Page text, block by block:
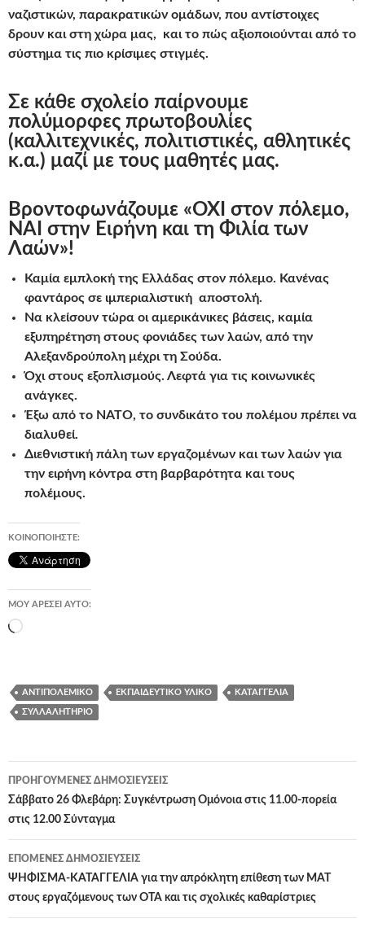
ναζιστικών, παρακρατικών ομάδων, που αντίστοιχες
δρουν και στη χώρα μας, και το πώς αξιοποιούνται από το
σύστημα τις πιο κρίσιμες στιγμές.
Σε κάθε σχολείο παίρνουμε
πολύμορφες πρωτοβουλίες
(καλλιτεχνικές, πολιτιστικές, αθλητικές
κ.α.) μαζί με τους μαθητές μας.
Βροντοφωνάζουμε «ΟΧΙ στον πόλεμο,
ΝΑΙ στην Ειρήνη και τη Φιλία των
Λαών»!
Καμία εμπλοκή της Ελλάδας στον πόλεμο. Κανένας
φαντάρος σε ιμπεριαλιστική αποστολή.
Να κλείσουν τώρα οι αμερικάνικες βάσεις, καμία
εξυπηρέτηση στους φονιάδες των λαών, από την
Αλεξανδρούπολη μέχρι τη Σούδα.
Όχι στους εξοπλισμούς. Λεφτά για τις κοινωνικές
ανάγκες.
Έξω από το ΝΑΤΟ, το συνδικάτο του πολέμου πρέπει να
διαλυθεί.
Διεθνιστική πάλη των εργαζομένων και των λαών για
την ειρήνη κόντρα στη βαρβαρότητα και τους
πολέμους.
ΚΟΙΝΟΠΟΙΉΣΤΕ:
ΜΟΥ ΑΡΈΣΕΙ ΑΥΤΌ:
Loading…
ΑΝΤΙΠΟΛΕΜΙΚΌ ΕΚΠΑΙΔΕΥΤΙΚΌ ΥΛΙΚΌ ΚΑΤΑΓΓΕΛΊΑ
ΣΥΛΛΑΛΗΤΉΡΙΟ
Πλοήγηση
άρθρων
ΠΡΟΗΓΟΎΜΕΝΕΣ ΔΗΜΟΣΙΕΎΣΕΙΣ
Σάββατο 26 Φλεβάρη: Συγκέντρωση Ομόνοια στις 11.00-πορεία
στις 12.00 Σύνταγμα
ΕΠΌΜΕΝΕΣ ΔΗΜΟΣΙΕΎΣΕΙΣ
ΨΗΦΙΣΜΑ-ΚΑΤΑΓΓΕΛΙΑ για την απρόκλητη επίθεση των ΜΑΤ
στους εργαζόμενους των ΟΤΑ και τις σχολικές καθαρίστριες